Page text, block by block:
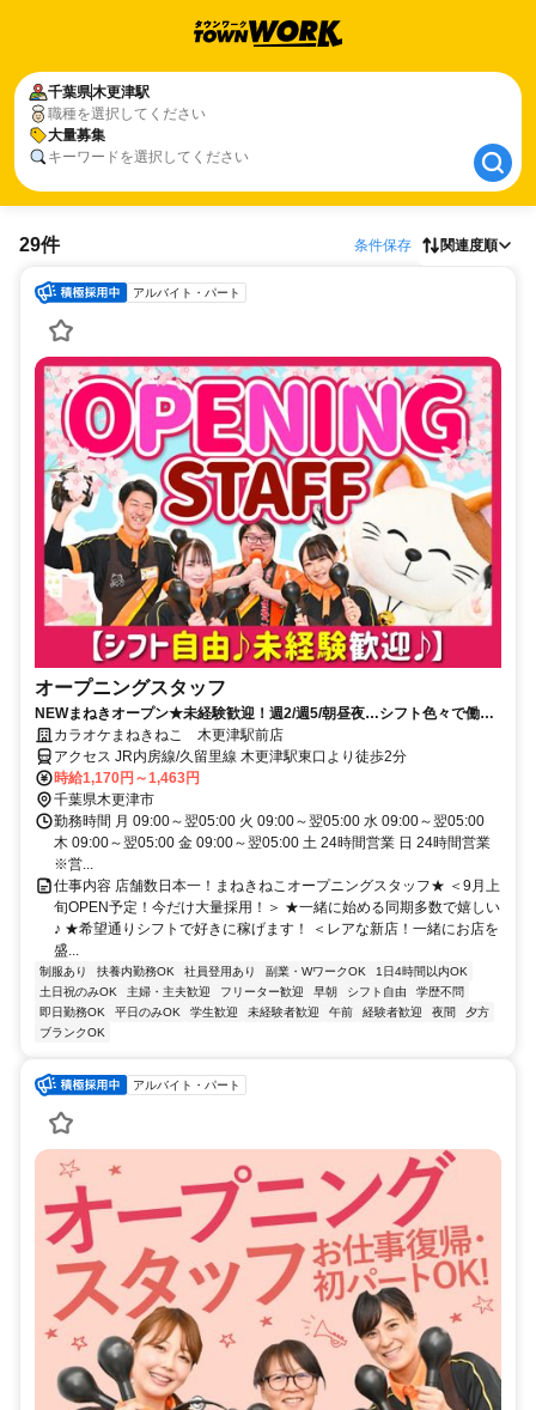
千葉県木更津駅
職種を選択してください
大量募集
キーワードを選択してください
千葉県木更津駅
大量募集
29件 条件保存 関連度順
アルバイト・パート
オープニングスタッフ
NEWまねきオープン★未経験歓迎！週2/週5/朝昼夜…シフト色々で働き
やすい♪髪色自由ピアスOK！
カラオケまねきねこ 木更津駅前店
アクセス JR内房線/久留里線 木更津駅東口より徒歩2分
時給1,170円～1,463円
千葉県木更津市
勤務時間 月 09:00～翌05:00 火 09:00～翌05:00 水 09:00～翌05:00
木 09:00～翌05:00 金 09:00～翌05:00 土 24時間営業 日 24時間営業
※営...
仕事内容 店舗数日本一！まねきねこオープニングスタッフ★ ＜9月上
旬OPEN予定！今だけ大量採用！＞ ★一緒に始める同期多数で嬉しい
♪ ★希望通りシフトで好きに稼げます！ ＜レアな新店！一緒にお店を
盛...
制服あり 扶養内勤務OK 社員登用あり 副業・WワークOK
1日4時間以内OK
土日祝のみOK
主婦・主夫歓迎 フリーター歓迎 早朝 シフト自由
学歴不問
即日勤務OK
平日のみOK 学生歓迎 未経験者歓迎 午前 経験者歓迎 夜間
夕方
ブランクOK
アルバイト・パート